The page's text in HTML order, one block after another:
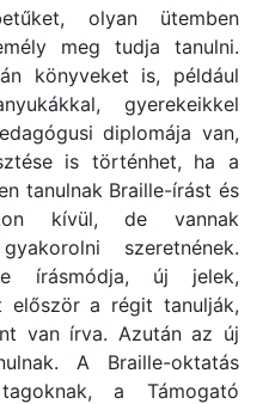
olyan ütemben
meg tudja tanulni.
könyveket is, például
gyerekeikkel
diplomája van,
is történhet, ha a
tanulnak Braille-írást és
kívül, de vannak
szeretnének.
írásmódja, új jelek,
először a régit tanulják,
van írva. Azután az új
A Braille-oktatás
a Támogató